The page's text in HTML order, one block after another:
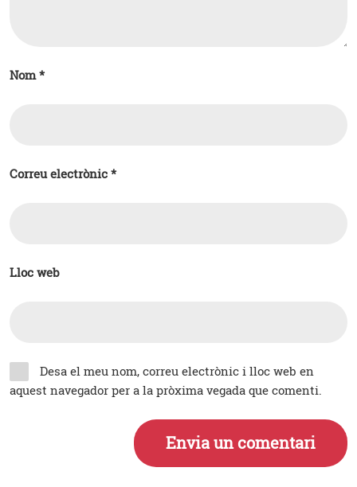
Nom*
Correu electrònic*
Lloc web
Desa el meu nom, correu electrònic i lloc web en
aquest navegador per a la pròxima vegada que comenti.